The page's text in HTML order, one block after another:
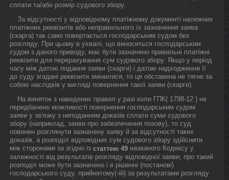
сплати та/або розмір судового збору.
За відсутності у відповідному платіжному документі належних
платіжних реквізитів або неправильного їх зазначення заява
(скарга) так само повертається господарським судом без
розгляду. При цьому в ухвалі, що виноситься господарським
судом з даного приводу, має бути зазначено правильні платіжні
реквізити для перерахування сум судового збору. Якщо у період
часу між датою подання заяви (скарги) і датою надходження її
до суду згадані реквізити змінилися, то ця обставина не тягне за
собою наслідків у вигляді повернення такої заяви (скарги).
На виняток з наведених правил у разі коли ГПК( 1798-12 ) не
передбачено можливості повернення господарським судом
заяви у зв'язку з неподанням доказів сплати суми судового
збору (наприклад, заяви про забезпечення позову), то суд
повинен розглянути зазначену заяву й за відсутності таких
доказів, а розподіл відповідних сум судового збору здійснити
між сторонами за згідно із статтею 49 названого Кодексу у
залежності від результатів розгляду відповідної заяви; про такий
розподіл може бути зазначено і в рішенні (постанові)
господарського суду, прийнятому(-ій) за результатами розгляду